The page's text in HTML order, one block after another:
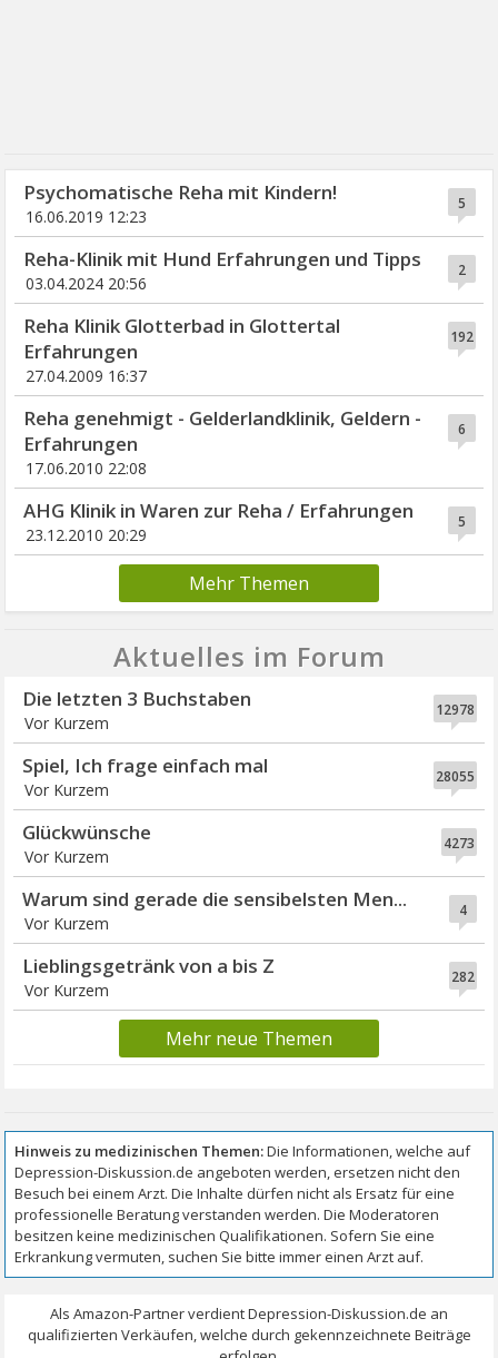
5
Psychomatische Reha mit Kindern!
16.06.2019 12:23
2
Reha-Klinik mit Hund Erfahrungen und Tipps
03.04.2024 20:56
192
Reha Klinik Glotterbad in Glottertal
Erfahrungen
27.04.2009 16:37
6
Reha genehmigt - Gelderlandklinik, Geldern -
Erfahrungen
17.06.2010 22:08
5
AHG Klinik in Waren zur Reha / Erfahrungen
23.12.2010 20:29
Mehr Themen
Aktuelles im Forum
12978
Die letzten 3 Buchstaben
Vor Kurzem
28055
Spiel, Ich frage einfach mal
Vor Kurzem
4273
Glückwünsche
Vor Kurzem
4
Warum sind gerade die sensibelsten Men...
Vor Kurzem
282
Lieblingsgetränk von a bis Z
Vor Kurzem
Mehr neue Themen